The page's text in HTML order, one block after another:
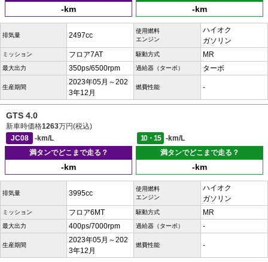
-km -km
排気量 2497cc
使用燃料
エンジン
ハイオク
ガソリン
ミッション フロア7AT 駆動方式 MR
最大出力 350ps/6500rpm 過給器（ターボ） ターボ
生産期間
2023年05月～202
3年12月
燃費性能 -
GTS 4.0
新車時価格1263万円(税込)
JC08
-km/L 10・15
-km/L
満タンでどこまで走る？
-km
満タンでどこまで走る？
-km
排気量 3995cc
使用燃料
エンジン
ハイオク
ガソリン
ミッション フロア6MT 駆動方式 MR
最大出力 400ps/7000rpm 過給器（ターボ） -
生産期間
2023年05月～202
3年12月
燃費性能 -